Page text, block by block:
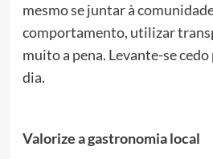
mesmo se juntar à
comportamento, utilizar
muito a pena. Levante-se
dia.
Valorize a gastronomia local